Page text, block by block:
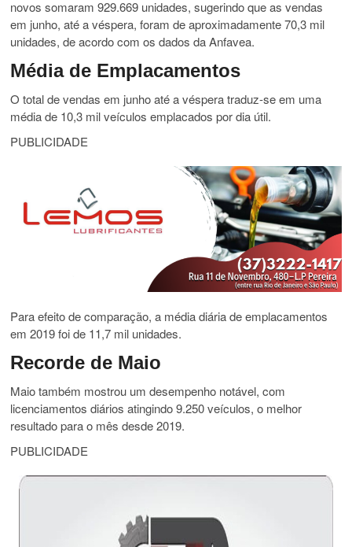
novos somaram 929.669 unidades, sugerindo que as vendas
em junho, até a véspera, foram de aproximadamente 70,3 mil
unidades, de acordo com os dados da Anfavea.
Média de Emplacamentos
O total de vendas em junho até a véspera traduz-se em uma
média de 10,3 mil veículos emplacados por dia útil.
PUBLICIDADE
Para efeito de comparação, a média diária de emplacamentos
em 2019 foi de 11,7 mil unidades.
Recorde de Maio
Maio também mostrou um desempenho notável, com
licenciamentos diários atingindo 9.250 veículos, o melhor
resultado para o mês desde 2019.
PUBLICIDADE